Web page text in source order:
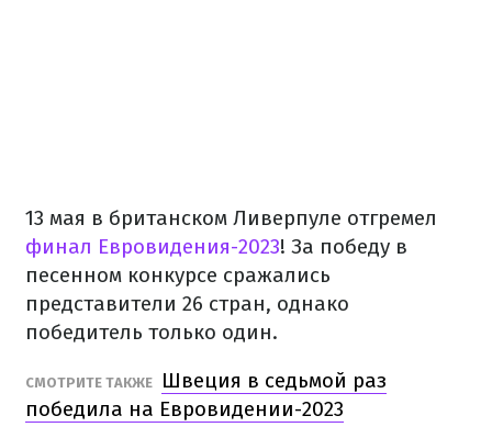
13 мая в британском Ливерпуле отгремел
финал Евровидения-2023! За победу в
песенном конкурсе сражались
представители 26 стран, однако
победитель только один.
СМОТРИТЕ ТАКЖЕ
Швеция в седьмой раз
победила на Евровидении-2023